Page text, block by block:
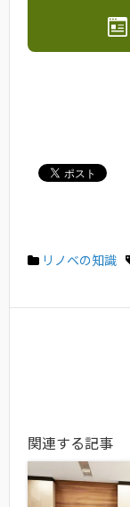
リノベの知識
関連する記事